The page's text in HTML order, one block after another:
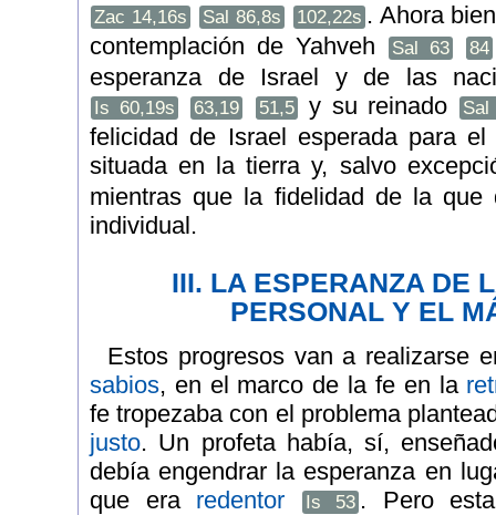
Zac 14,16s Sal 86,8s 102,22s . Ahora
contemplación de Yahveh
Sal 63 84
esperanza de Israel y de las
Is 60,19s 63,19 51,5 y su reinado Sal
felicidad de Israel esperada para
situada en la tierra y, salvo
mientras que la fidelidad de la que
individual.
III. LA ESPERANZA DE
PERSONAL Y EL
Estos progresos van a realizarse
sabios, en el marco de la fe en la
fe tropezaba con el problema
justo. Un profeta había, sí,
debía engendrar la esperanza en
que era redentor Is 53 . Pero